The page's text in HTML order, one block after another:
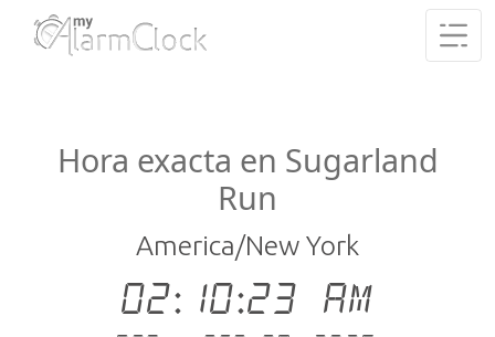
Hora exacta en Sugarland
Run
America/New York
02:10:23 AM